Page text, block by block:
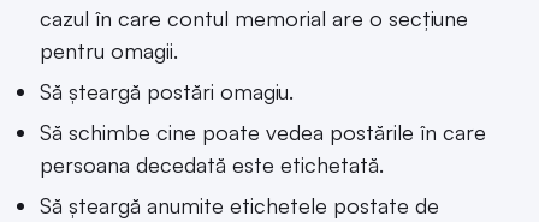
cazul în care contul memorial are o secțiune
pentru omagii.
Să șteargă postări omagiu.
Să schimbe cine poate vedea postările în care
persoana decedată este etichetată.
Să șteargă anumite etichetele postate de